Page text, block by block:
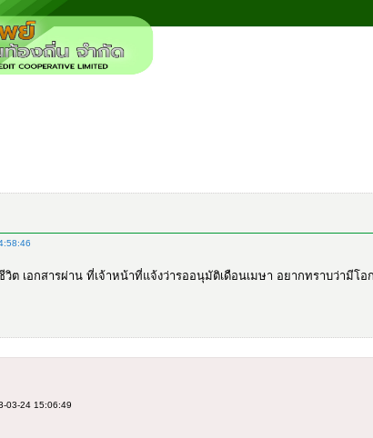
เอกสารผ่าน ที่เจ้าหน้าที่แจ้งว่ารออนุมัติเดือนเมษา อยากทราบว่ามีโ
03-24 15:06:49